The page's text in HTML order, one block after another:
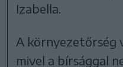
Izabella.
A környezetőrség
mivel a bírsággal